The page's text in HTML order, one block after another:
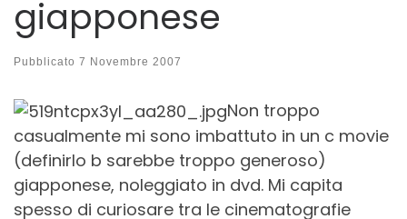
giapponese
Pubblicato 7 Novembre 2007
Non troppo
casualmente mi sono imbattuto in un c movie
(definirlo b sarebbe troppo generoso)
giapponese, noleggiato in dvd. Mi capita
spesso di curiosare tra le cinematografie